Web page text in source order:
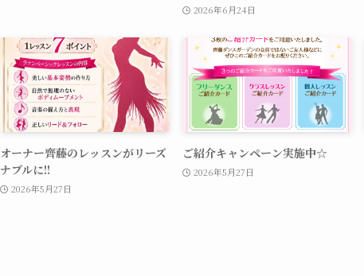
2026年6月24日
オーナー齊藤のレッスンがリーズ
ナブルに!!
2026年5月27日
ご紹介キャンペーン実施中☆
2026年5月27日